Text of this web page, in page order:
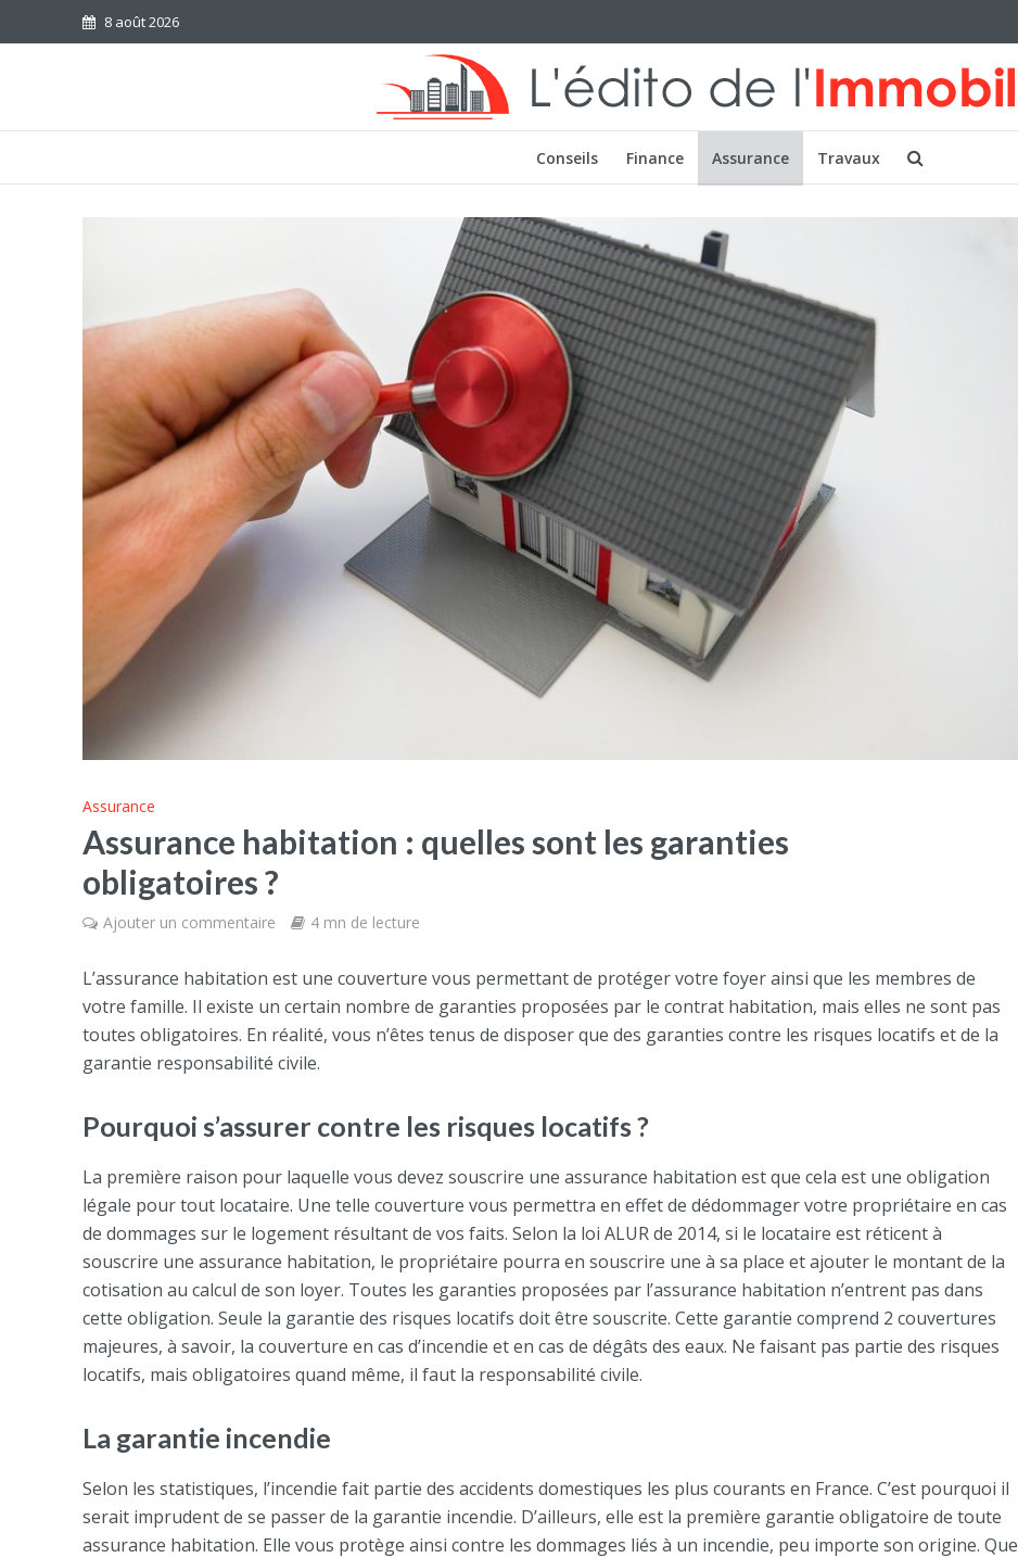
8 août 2026
Conseils Finance Assurance Travaux
Assurance
Assurance habitation : quelles sont les garanties
obligatoires ?
Ajouter un commentaire 4 mn de lecture
L’assurance habitation est une couverture vous permettant de protéger votre foyer ainsi que les membres de
votre famille. Il existe un certain nombre de garanties proposées par le contrat habitation, mais elles ne sont pas
toutes obligatoires. En réalité, vous n’êtes tenus de disposer que des garanties contre les risques locatifs et de la
garantie responsabilité civile.
Pourquoi s’assurer contre les risques locatifs ?
La première raison pour laquelle vous devez souscrire une assurance habitation est que cela est une obligation
légale pour tout locataire. Une telle couverture vous permettra en effet de dédommager votre propriétaire en cas
de dommages sur le logement résultant de vos faits. Selon la loi ALUR de 2014, si le locataire est réticent à
souscrire une assurance habitation, le propriétaire pourra en souscrire une à sa place et ajouter le montant de la
cotisation au calcul de son loyer. Toutes les garanties proposées par l’assurance habitation n’entrent pas dans
cette obligation. Seule la garantie des risques locatifs doit être souscrite. Cette garantie comprend 2 couvertures
majeures, à savoir, la couverture en cas d’incendie et en cas de dégâts des eaux. Ne faisant pas partie des risques
locatifs, mais obligatoires quand même, il faut la responsabilité civile.
La garantie incendie
Selon les statistiques, l’incendie fait partie des accidents domestiques les plus courants en France. C’est pourquoi il
serait imprudent de se passer de la garantie incendie. D’ailleurs, elle est la première garantie obligatoire de toute
assurance habitation. Elle vous protège ainsi contre les dommages liés à un incendie, peu importe son origine. Que